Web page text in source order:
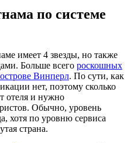
по системе
имеет 4 звезды, но также
Больше всего роскошных
Винперл. По сути, как
нет, поэтому сколько
отеля и нужно
Обычно, уровень
хотя по уровню сервиса
страна.